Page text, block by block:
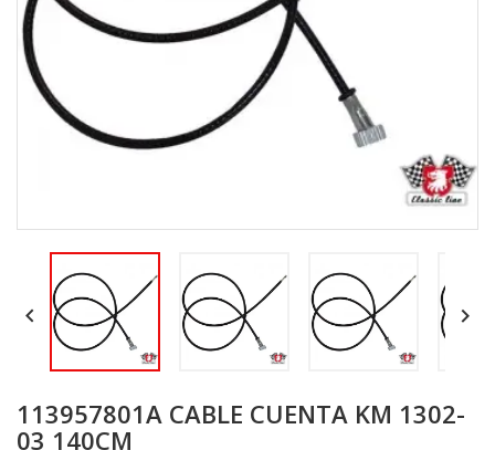
 
113957801A CABLE CUENTA KM 1302-
03 140CM